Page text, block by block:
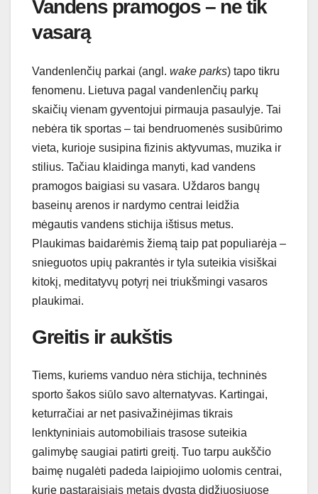
Vandens pramogos – ne tik
vasarą
Vandenlenčių parkai (angl. wake parks) tapo tikru
fenomenu. Lietuva pagal vandenlenčių parkų
skaičių vienam gyventojui pirmauja pasaulyje. Tai
nebėra tik sportas – tai bendruomenės susibūrimo
vieta, kurioje susipina fizinis aktyvumas, muzika ir
stilius. Tačiau klaidinga manyti, kad vandens
pramogos baigiasi su vasara. Uždaros bangų
baseinų arenos ir nardymo centrai leidžia
mėgautis vandens stichija ištisus metus.
Plaukimas baidarėmis žiemą taip pat populiarėja –
snieguotos upių pakrantės ir tyla suteikia visiškai
kitokį, meditatyvų potyrį nei triukšmingi vasaros
plaukimai.
Greitis ir aukštis
Tiems, kuriems vanduo nėra stichija, techninės
sporto šakos siūlo savo alternatyvas. Kartingai,
keturračiai ar net pasivažinėjimas tikrais
lenktyniniais automobiliais trasose suteikia
galimybę saugiai patirti greitį. Tuo tarpu aukščio
baimę nugalėti padeda laipiojimo uolomis centrai,
kurie pastaraisiais metais dygsta didžiuosiuose